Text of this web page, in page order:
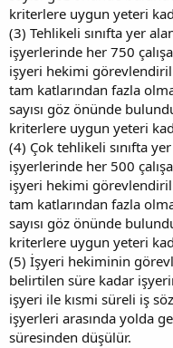
kriterlere uygun yeteri
(3) Tehlikeli sınıfta yer
işyerlerinde her 750
işyeri hekimi görevlendirilir.
tam katlarından fazla
sayısı göz önünde
kriterlere uygun yeteri
(4) Çok tehlikeli sınıfta
işyerlerinde her 500
işyeri hekimi görevlendirilir.
tam katlarından fazla
sayısı göz önünde
kriterlere uygun yeteri
(5) İşyeri hekiminin
belirtilen süre kadar
işyeri ile kısmi süreli iş
işyerleri arasında yolda
süresinden düşülür.